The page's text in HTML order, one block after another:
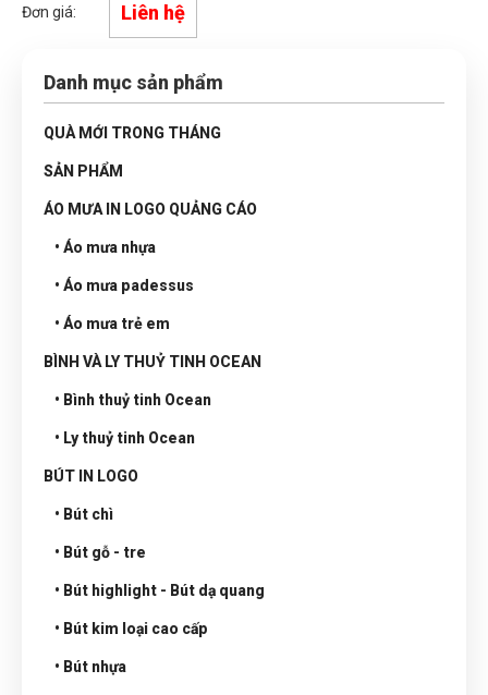
Đơn giá: Liên hệ
Danh mục sản phẩm
QUÀ MỚI TRONG THÁNG
SẢN PHẨM
ÁO MƯA IN LOGO QUẢNG CÁO
• Áo mưa nhựa
• Áo mưa padessus
• Áo mưa trẻ em
BÌNH VÀ LY THUỶ TINH OCEAN
• Bình thuỷ tinh Ocean
• Ly thuỷ tinh Ocean
BÚT IN LOGO
• Bút chì
• Bút gỗ - tre
• Bút highlight - Bút dạ quang
• Bút kim loại cao cấp
• Bút nhựa